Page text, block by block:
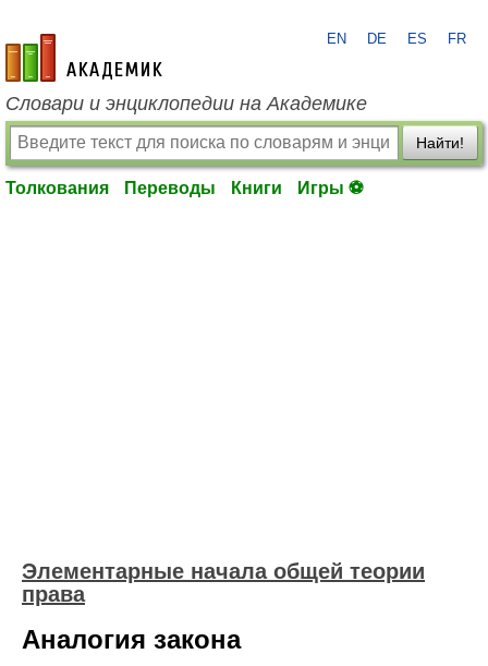
academic.ru
EN DE ES FR
Словари и энциклопедии на Академике
Найти!
Толкования Переводы Книги Игры ⚽
Элементарные начала общей теории
права
Аналогия закона